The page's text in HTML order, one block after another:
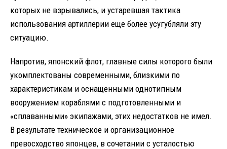
которых не взрывались, и устаревшая тактика
использования артиллерии еще более усугубляли эту
ситуацию.
Напротив, японский флот, главные силы которого были
укомплектованы современными, близкими по
характеристикам и оснащенными однотипным
вооружением кораблями с подготовленными и
«сплаванными» экипажами, этих недостатков не имел.
В результате техническое и организационное
превосходство японцев, в сочетании с усталостью